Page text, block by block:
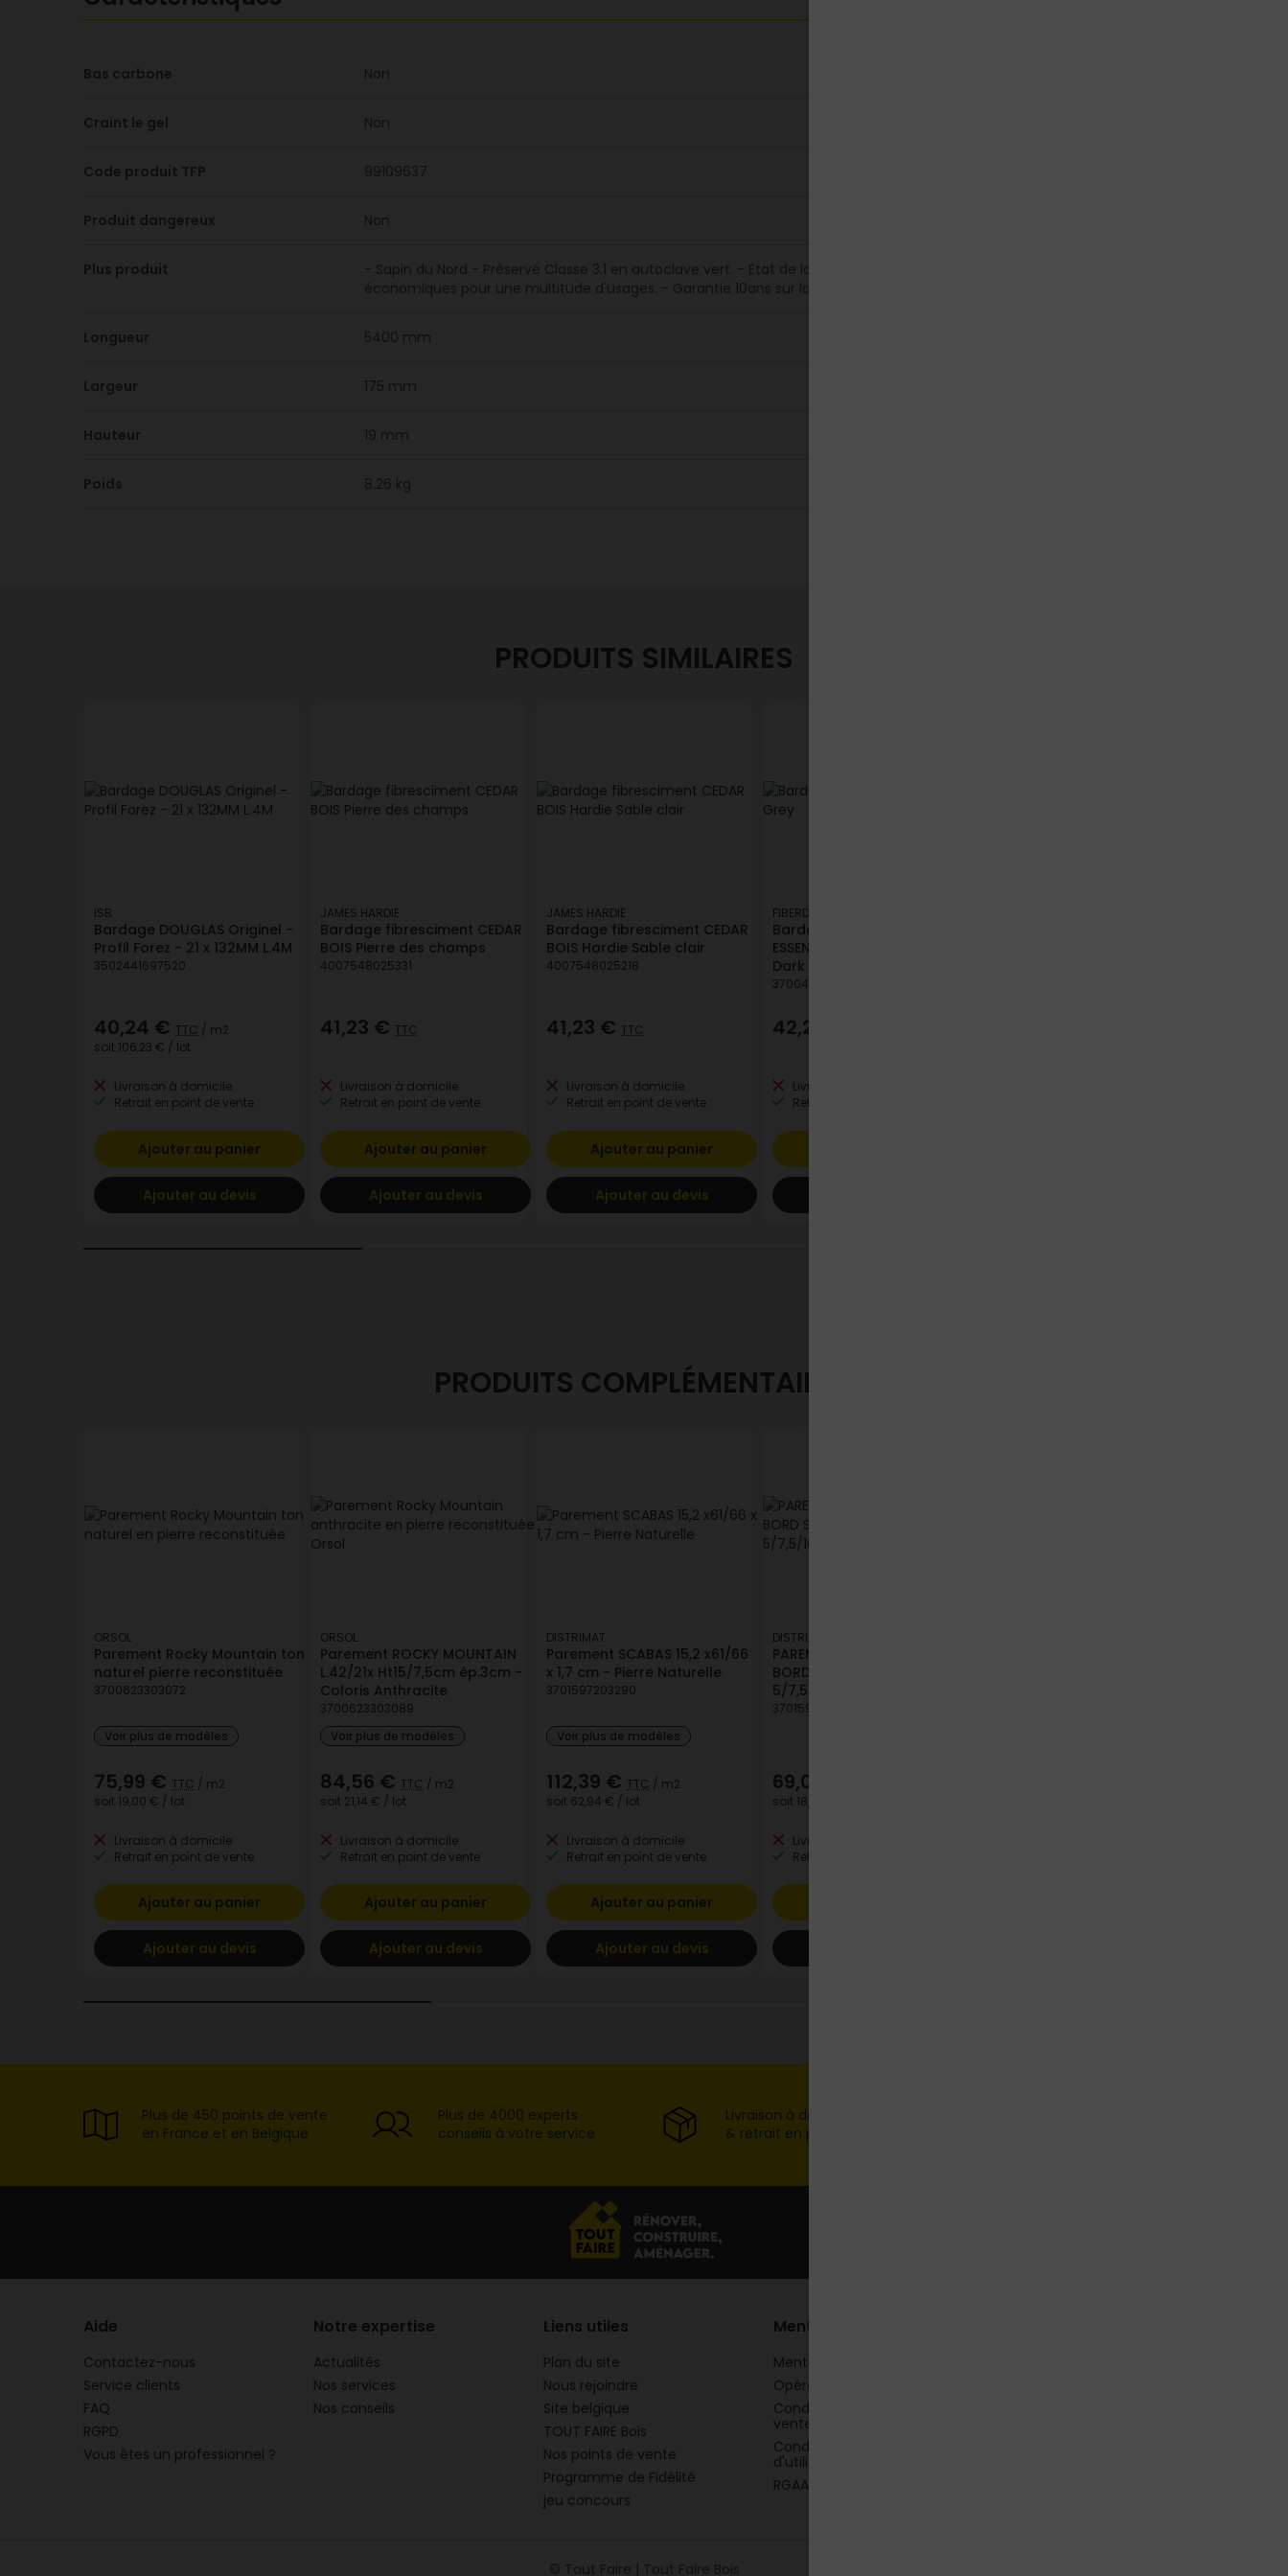
Bas carbone Non
Craint le gel Non
Code produit TFP 99109637
Produit dangereux Non
Plus produit
- Sapin du Nord - Préservé Classe 3.1 en autoclave vert. - Etat de la surface en brut de sciage. - Planches polyvalentes et
économiques pour une multitude d'usages. - Garantie 10ans sur la préservation.
Longueur 5400 mm
Largeur 175 mm
Hauteur 19 mm
Poids 8.26 kg
PRODUITS SIMILAIRES
ISB
Bardage DOUGLAS Originel -
Profil Forez - 21 x 132MM L.4M
3502441697520
40,24 € TTC / m2
soit 106,23 € / lot
Livraison à domicile
Retrait en point de vente
Ajouter au panier
Ajouter au devis
JAMES HARDIE
Bardage fibresciment CEDAR
BOIS Pierre des champs
4007548025331
41,23 € TTC
Livraison à domicile
Retrait en point de vente
Ajouter au panier
Ajouter au devis
JAMES HARDIE
Bardage fibresciment CEDAR
BOIS Hardie Sable clair
4007548025218
41,23 € TTC
Livraison à domicile
Retrait en point de vente
Ajouter au panier
Ajouter au devis
FIBERDECK
Bardage en composite WEO
ESSENTIAL - 15 x 173MM L.3,9M -
Dark Grey
3700421819973
42,21 €
Livraison à domicile
Retrait en point de vente
PRODUITS COMPLÉMENTAIRES
ORSOL
Parement Rocky Mountain ton
naturel pierre reconstituée
3700623303072
Voir plus de modèles
75,99 € TTC / m2
soit 19,00 € / lot
Livraison à domicile
Retrait en point de vente
Ajouter au panier
Ajouter au devis
ORSOL
Parement ROCKY MOUNTAIN
L.42/21x Ht15/7,5cm ép.3cm -
Coloris Anthracite
3700623303089
Voir plus de modèles
84,56 € TTC / m2
soit 21,14 € / lot
Livraison à domicile
Retrait en point de vente
Ajouter au panier
Ajouter au devis
DISTRIMAT
Parement SCABAS 15,2 x61/66
x 1,7 cm - Pierre Naturelle
3701597203290
Voir plus de modèles
112,39 € TTC / m2
soit 62,94 € / lot
Livraison à domicile
Retrait en point de vente
Ajouter au panier
Ajouter au devis
DISTRIMAT
PAREMENT SPLIT FACE ECLATE
BORD SCIE TRAVERTIN CLASSIC
5/7,5/10 X LL X 2,1CM
3701597206239
69,03 €
soit 18,98 €
Livraison à domicile
Retrait en point de vente
Plus de 450 points de vente
en France et en Belgique
Plus de 4000 experts
conseils à votre service
Livraison à domicile
& retrait en point de vente
Aide
Contactez-nous
Service clients
FAQ
RGPD
Vous êtes un professionnel ?
Notre expertise
Actualités
Nos services
Nos conseils
Liens utiles
Plan du site
Nous rejoindre
Site belgique
TOUT FAIRE Bois
Nos points de vente
Programme de Fidélité
jeu concours
Mentions
Mentions légales
Opération commerciale
Conditions générales de
vente
Conditions générales
d'utilisation
RGAA
© Tout Faire | Tout Faire Bois